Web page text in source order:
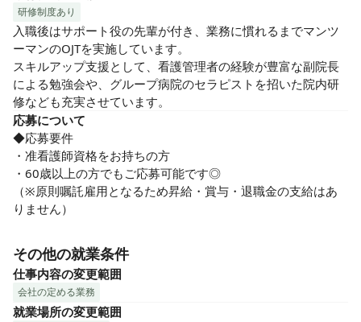
研修制度あり
入職後はサポート役の先輩が付き、業務に慣れるまでマンツ
ーマンのOJTを実施しています。
スキルアップ支援として、看護管理者の経験が豊富な副院長
による勉強会や、グループ病院のセラピストを招いた院内研
修なども充実させています。
応募について
◆応募要件
・准看護師資格をお持ちの方
・60歳以上の方でもご応募可能です◎
（※原則嘱託雇用となるため昇給・賞与・退職金の支給はあ
りません）
その他の就業条件
仕事内容の変更範囲
会社の定める業務
就業場所の変更範囲